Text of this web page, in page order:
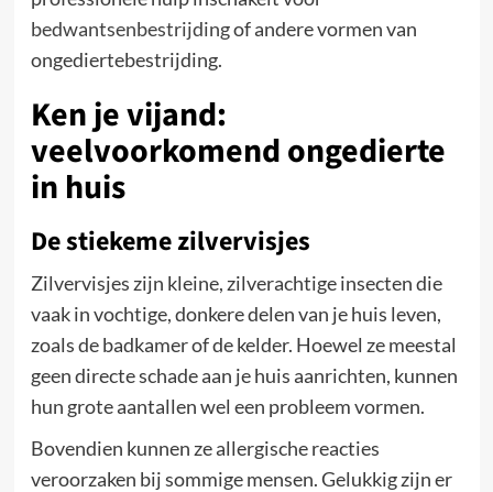
bedwantsenbestrijdingof andere vormen van
ongediertebestrijding.
Ken je vijand:
veelvoorkomend ongedierte
in huis
De stiekeme zilvervisjes
Zilvervisjes zijn kleine, zilverachtige insecten die
vaak in vochtige, donkere delen van je huis leven,
zoals de badkamer of de kelder. Hoewel ze meestal
geen directe schade aan je huis aanrichten, kunnen
hun grote aantallen wel een probleem vormen.
Bovendien kunnen ze allergische reacties
veroorzaken bij sommige mensen. Gelukkig zijn er